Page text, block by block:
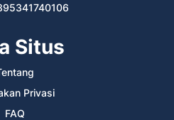
Situs
Privasi
FAQ